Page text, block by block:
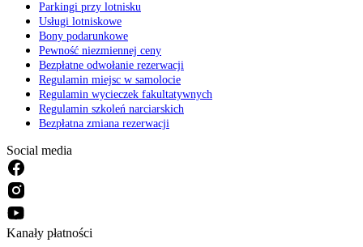
Parkingi przy lotnisku
Usługi lotniskowe
Bony podarunkowe
Pewność niezmiennej ceny
Bezpłatne odwołanie rezerwacji
Regulamin miejsc w samolocie
Regulamin wycieczek fakultatywnych
Regulamin szkoleń narciarskich
Bezpłatna zmiana rezerwacji
Social media
Kanały płatności